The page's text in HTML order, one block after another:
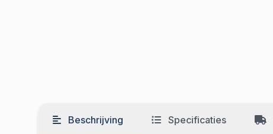
Beschrijving Specificaties